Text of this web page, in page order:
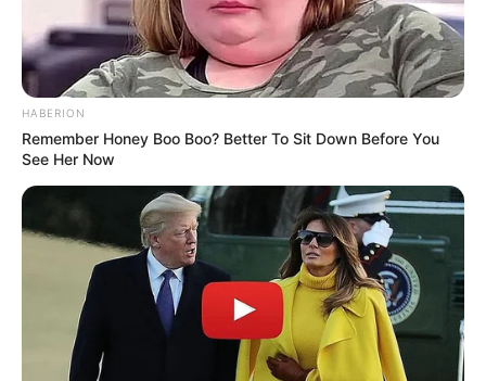
HABERION
Remember Honey Boo Boo? Better To Sit Down Before You
See Her Now
പുതിയ ചീഫ് സെക്രട്ടറിയായി ആഭ്യന്തര-വിജിലൻസ്
അഡീഷണൽ ചീഫ് സെക്രട്ടറി ബിശ്വനാഥ് സിൻഹ
ചുമതലയേൽക്കും. 1992 ബാച്ച് കേരള കേഡർ
ഐ.എ.എസ് ഉദ്യോഗസ്ഥനായ സിൻഹ ബിഹാർ
സ്വദേശിയാണ്. 2028 സെപ്റ്റംബർ വരെയാണ്
അദ്ദേഹത്തിന്റെ സർവീസ് കാലാവധി.